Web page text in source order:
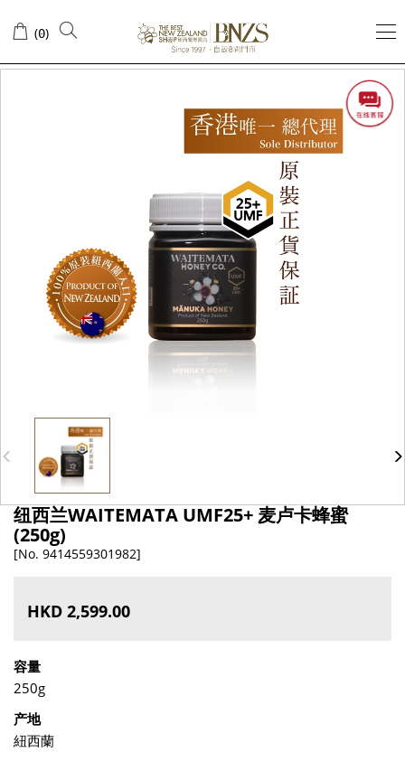
(0)
纽西兰WAITEMATA UMF25+ 麦卢卡蜂蜜
(250g)
[No. 9414559301982]
HKD 2,599.00
容量
250g
产地
紐西蘭